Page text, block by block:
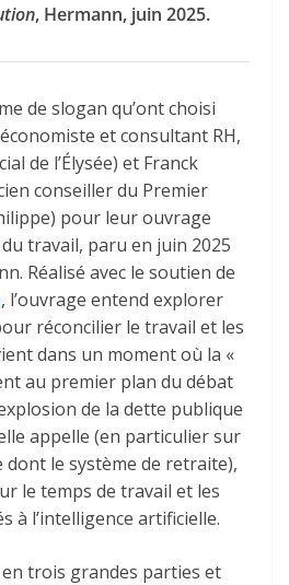
, Hermann, juin 2025.
de slogan qu’ont choisi
et consultant RH,
de l’Élysée) et Franck
conseiller du Premier
pour leur ouvrage
travail, paru en juin 2025
Réalisé avec le soutien de
, l’ouvrage entend explorer
réconcilier le travail et les
dans un moment où la «
au premier plan du débat
de la dette publique
appelle (en particulier sur
le système de retraite),
le temps de travail et les
à l’intelligence artificielle.
en trois grandes parties et